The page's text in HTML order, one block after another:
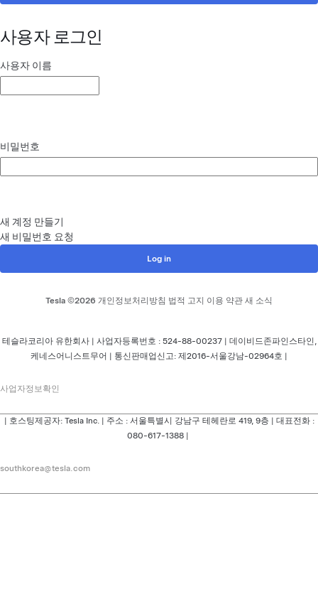
사용자 로그인
사용자 이름
비밀번호
새 계정 만들기
새 비밀번호 요청
Tesla ©2026 개인정보처리방침 법적 고지 이용 약관 새 소식
테슬라코리아 유한회사 | 사업자등록번호 : 524-88-00237 | 데이비드존파인스타인,
케네스어니스트무어 | 통신판매업신고: 제2016-서울강남-02964호 |
사업자정보확인
| 호스팅제공자: Tesla Inc. | 주소 : 서울특별시 강남구 테헤란로 419, 9층 | 대표전화 :
080-617-1388 |
southkorea@tesla.com